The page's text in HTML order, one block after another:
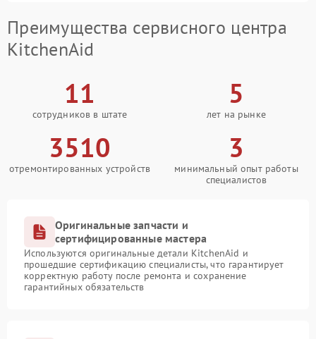
Преимущества сервисного центра
KitchenAid
11
сотрудников в штате
5
лет на рынке
3510
отремонтированных устройств
3
минимальный опыт работы
специалистов
Оригинальные запчасти и
сертифицированные мастера
Используются оригинальные детали KitchenAid и
прошедшие сертификацию специалисты, что гарантирует
корректную работу после ремонта и сохранение
гарантийных обязательств